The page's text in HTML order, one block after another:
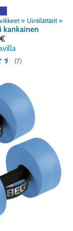
‪» Uintilättärit ‪»
kankainen
☆ (7)